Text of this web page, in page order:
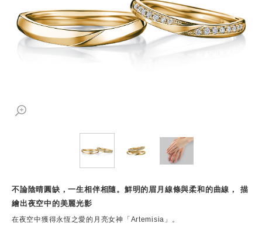
不論陰晴圓缺，一生相伴相隨。鮮明的眉月線條與柔和的曲線， 描
繪出夜空中的美麗光影
在夜空中獲得永恆之愛的月亮女神「Artemisia」。